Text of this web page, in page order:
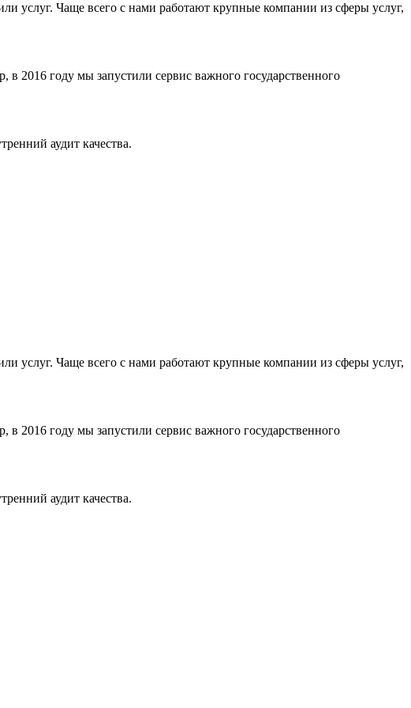
услуг. Чаще всего с нами работают крупные компании из сферы услуг,
2016 году мы запустили сервис важного государственного
аудит качества.
услуг. Чаще всего с нами работают крупные компании из сферы услуг,
2016 году мы запустили сервис важного государственного
аудит качества.